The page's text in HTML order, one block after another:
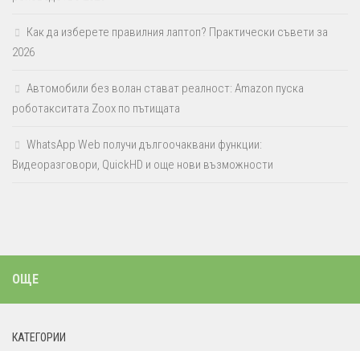
Как да изберете правилния лаптоп? Практически съвети за
2026
Автомобили без волан стават реалност: Amazon пуска
роботакситата Zoox по пътищата
WhatsApp Web получи дългоочаквани функции:
Видеоразговори, QuickHD и още нови възможности
ОЩЕ
КАТЕГОРИИ